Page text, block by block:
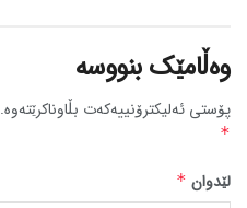
وەڵامێک بنووسە
پۆستی ئەلیکترۆنییەکەت بڵاوناکرێتەوە.
*
لێدوان *